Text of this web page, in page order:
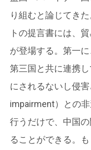
り組むと論じてき
トの提言書には、
が登場する。第一に
第三国と共に連携
にされるないし侵
impairment）との
行うだけで、中国
ることができる。